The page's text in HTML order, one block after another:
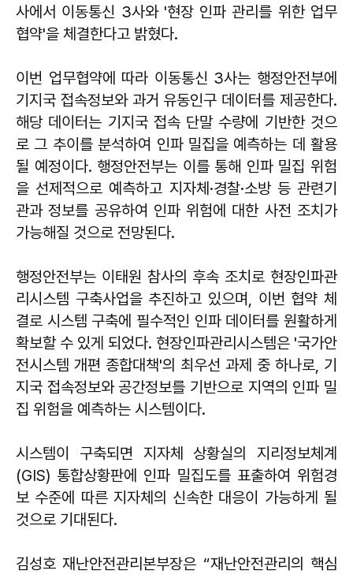
사에서 이동통신 3사와 '현장 인파 관리를 위한 업무
협약'을 체결한다고 밝혔다.
이번 업무협약에 따라 이동통신 3사는 행정안전부에
기지국 접속정보와 과거 유동인구 데이터를 제공한다.
해당 데이터는 기지국 접속 단말 수량에 기반한 것으
로 그 추이를 분석하여 인파 밀집을 예측하는 데 활용
될 예정이다. 행정안전부는 이를 통해 인파 밀집 위험
을 선제적으로 예측하고 지자체·경찰·소방 등 관련기
관과 정보를 공유하여 인파 위험에 대한 사전 조치가
가능해질 것으로 전망된다.
행정안전부는 이태원 참사의 후속 조치로 현장인파관
리시스템 구축사업을 추진하고 있으며, 이번 협약 체
결로 시스템 구축에 필수적인 인파 데이터를 원활하게
확보할 수 있게 되었다. 현장인파관리시스템은 '국가안
전시스템 개편 종합대책'의 최우선 과제 중 하나로, 기
지국 접속정보와 공간정보를 기반으로 지역의 인파 밀
집 위험을 예측하는 시스템이다.
시스템이 구축되면 지자체 상황실의 지리정보체계
(GIS) 통합상황판에 인파 밀집도를 표출하여 위험경
보 수준에 따른 지자체의 신속한 대응이 가능하게 될
것으로 기대된다.
김성호 재난안전관리본부장은 “재난안전관리의 핵심